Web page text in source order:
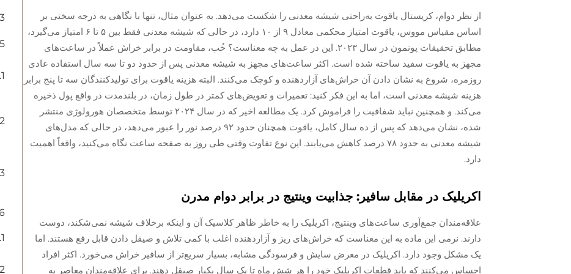
از نظر دوام، کریستال یاقوت به‌راحتی شیشه معدنی را شکست می‌دهد. به عنوان مثال، تنها با نگاهی به درجه سختی بر
اساس مقیاس مووس، یاقوت امتیاز محکمی معادل ۹ از ۱۰ دارد، در حالی که شیشه معدنی فقط بین ۵ تا ۶ امتیاز می‌گیرد،
مطابق تحقیقات پونمون در سال ۲۰۲۳. این در عمل به چه معناست؟ خُب، مقاومت در برابر خراش عملاً در ساعت‌های
مجهز به یاقوت سفید ساخته شده است. اکثر ساعت‌های مجهز به شیشه معدنی پس از حدود دو تا سه سال استفاده عادی
روزمره، شروع به نشان دادن آن خراش‌های آزاردهنده و کوچک می‌کنند. البته هزینه یاقوت برای تولیدکنندگان سه تا پنج برابر
هزینه شیشه معدنی است، اما به این فکر کنید: تعمیرات و تعویض‌های کمتر در طول زمان، در بلندمدت در واقع پول ذخیره
می‌کند. و همچنین نباید شفافیت را فراموش کرد. یک مطالعه اخیر که در سال ۲۰۲۴ توسط متخصصان هورولوژی منتشر
شده، نشان می‌دهد که پس از ده سال کامل، یاقوت همچنان حدود ۹۲ درصد نور را عبور می‌دهد، در حالی که مدل‌های
شیشه معدنی به حدود ۷۸ درصد کاهش می‌یابند. این نوع تفاوت وقتی طی روز به صفحه ساعت نگاه می‌کنید، واقعاً اهمیت
دارد.
اکریلیک در مقابل سافیر: جذابیت وینتیج در برابر دوام مدرن
علاقه‌مندان جمع‌آوری ساعت‌های وینتیج، اکریلیک را به خاطر ظاهر کلاسیک آن و اینکه برخلاف شیشه نمی‌شکند، دوست
دارند. نرمی این ماده به این معناست که خراش‌های ریز و آزاردهنده اغلب با کمی تلاش و صیقل دادن قابل رفع هستند. اما
یک مشکل وجود دارد. اکریلیک در معرض سایش و فرسودگی مشابه، بسیار سریع‌تر از سافیر خراش می‌خورد. اکثر افراد
احساس می‌کنند که باید قطعات اکریلیک خود را هر شش ماه تا یک سال یکبار صیقل دهند. برای علاقه‌مندان معاصر به